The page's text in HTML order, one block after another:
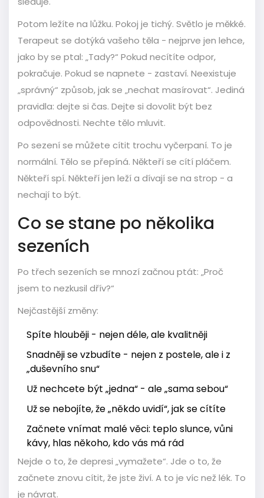
Potom ležíte na lůžku. Pokoj je tichý. Světlo je měkké.
Terapeut se dotýká vašeho těla - nejprve jen lehce,
jako by se ptal: „Tady?“ Pokud necítíte odpor,
pokračuje. Pokud se napnete - zastaví. Neexistuje
„správný“ způsob, jak se „nechat masírovat“. Jediná
pravidla: dejte si čas. Dejte si dovolit být bez
odpovědnosti. Nechte tělo mluvit.
Po sezení se můžete cítit trochu vyčerpaní. To je
normální. Tělo se přepíná. Někteří se cítí pláčem.
Někteří spí. Někteří jen leží a dívají se na strop - a
nechají to být.
Co se stane po několika
sezeních
Po třech sezeních se mnozí začnou ptát: „Proč
jsem to nezkusil dřív?“
Nejčastější změny:
Spíte hlouběji - nejen déle, ale kvalitněji
Snadněji se vzbudíte - nejen z postele, ale i z
„duševního snu“
Už nechcete být „jedna“ - ale „sama sebou“
Už se nebojíte, že „někdo uvidí“, jak se cítíte
Začnete vnímat malé věci: teplo slunce, vůni
kávy, hlas někoho, kdo vás má rád
Nejde o to, že depresi „vymažete“. Jde o to, že
začnete znovu cítit, že jste živí. A to je víc než lék. To
je návrat.